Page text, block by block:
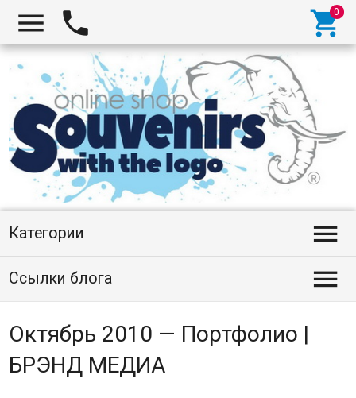
  
Категории 
Ссылки блога 
Октябрь 2010 — Портфолио |
БРЭНД МЕДИА